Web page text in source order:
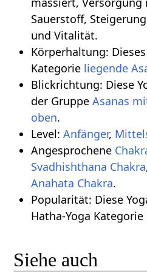
Sauerstoff,
und Vitalität.
Körperhaltung:
Kategorie liegende
Blickrichtung: Diese
der Gruppe Asanas
oben.
Level: Anfänger,
Angesprochene
Svadhishthana Chakra
Anahata Chakra.
Popularität: Diese
Hatha-Yoga Kategorie
Siehe auch